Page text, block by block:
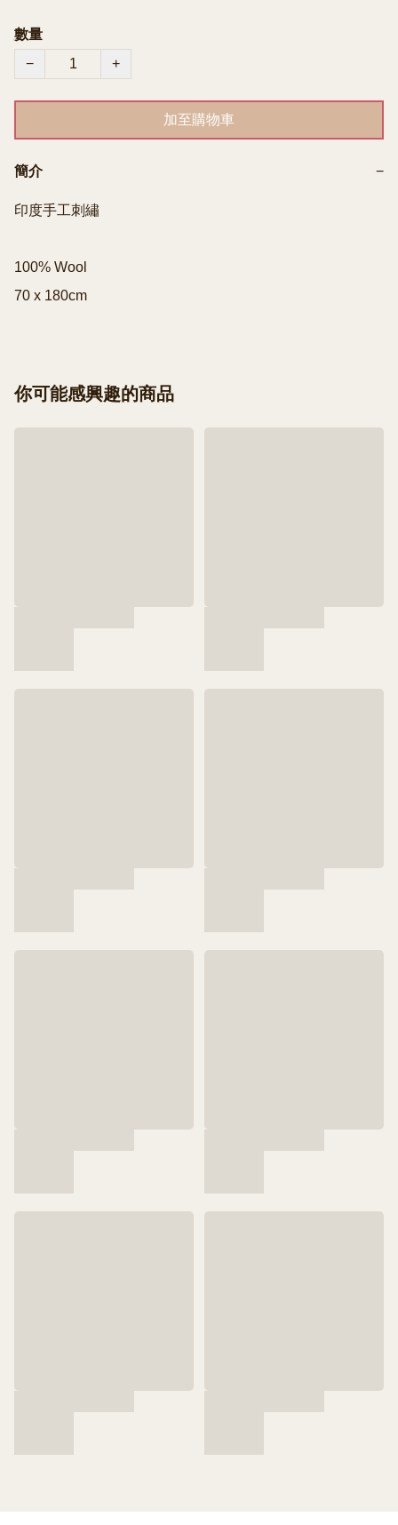
數量
−
+
加至購物車
簡介 −
印度手工刺繡
100% Wool
70 x 180cm
你可能感興趣的商品